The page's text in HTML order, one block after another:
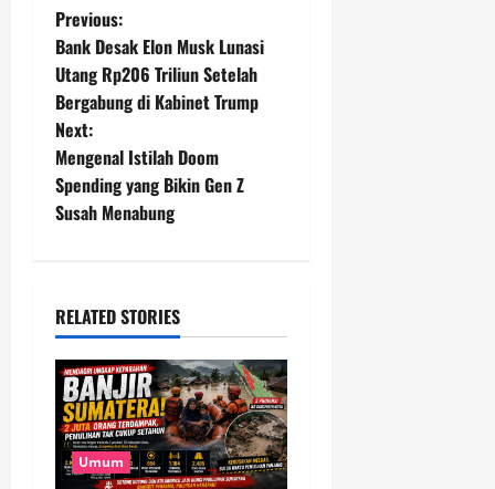
P
o
s
t
n
v
i
g
a
Previous:
Bank Desak Elon Musk Lunasi
Utang Rp206 Triliun Setelah
Bergabung di Kabinet Trump
Next:
Mengenal Istilah Doom
Spending yang Bikin Gen Z
Susah Menabung
RELATED STORIES
Umum